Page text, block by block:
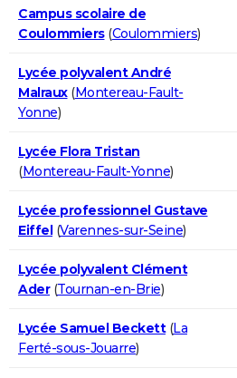
Campus scolaire de
Coulommiers(Coulommiers)
Lycée polyvalent André
Malraux(Montereau-Fault-
Yonne)
Lycée Flora Tristan
(Montereau-Fault-Yonne)
Lycée professionnel Gustave
Eiffel(Varennes-sur-Seine)
Lycée polyvalent Clément
Ader(Tournan-en-Brie)
Lycée Samuel Beckett(La
Ferté-sous-Jouarre)